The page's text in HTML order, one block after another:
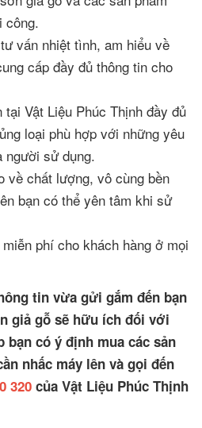
công.
vấn nhiệt tình, am hiểu về
cấp đầy đủ thông tin cho
Vật Liệu Phúc Thịnh đầy đủ
loại phù hợp với những yêu
người sử dụng.
về chất lượng, vô cùng bền
bạn có thể yên tâm khi sử
phí cho khách hàng ở mọi
tin vừa gửi gắm đến bạn
giả gỗ sẽ hữu ích đối với
có ý định mua các sản
nhấc máy lên và gọi đến
320 của Vật Liệu Phúc Thịnh